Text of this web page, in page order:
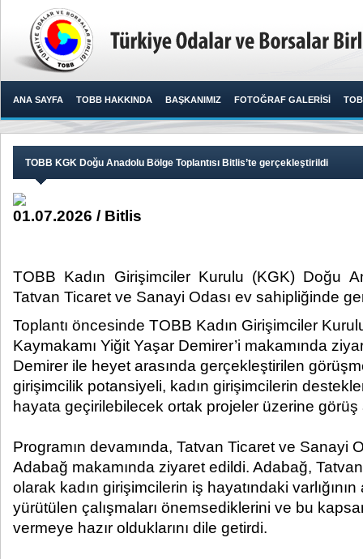
ANA SAYFA TOBB HAKKINDA BAŞKANIMIZ FOTOĞRAF GALERİSİ
TOBB KGK Doğu Anadolu Bölge Toplantısı Bitlis’te gerçekleştirildi
01.07.2026 / Bitlis
TOBB Kadın Girişimciler Kurulu (KGK) Doğu
Tatvan Ticaret ve Sanayi Odası ev sahipliğinde
Toplantı öncesinde TOBB Kadın Girişimciler
Kaymakamı Yiğit Yaşar Demirer’i makamında
Demirer ile heyet arasında gerçekleştirilen
girişimcilik potansiyeli, kadın girişimcilerin
hayata geçirilebilecek ortak projeler üzerine
Programın devamında, Tatvan Ticaret ve Sanayi
Adabağ makamında ziyaret edildi. Adabağ,
olarak kadın girişimcilerin iş hayatındaki varlığının
yürütülen çalışmaları önemsediklerini ve bu
vermeye hazır olduklarını dile getirdi.